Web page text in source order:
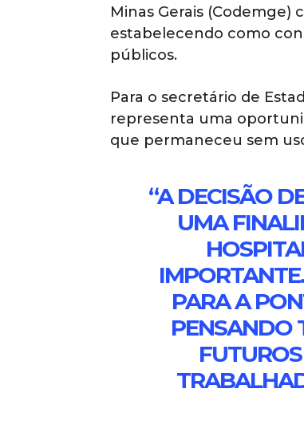
Minas Gerais (Codemge)
estabelecendo como
públicos.
Para o secretário de
representa uma
que permaneceu sem
“A DECISÃO
UMA
PARA A
PENSANDO